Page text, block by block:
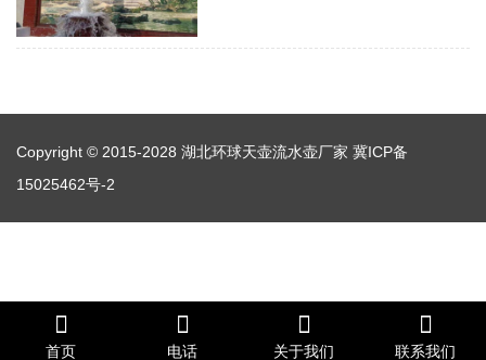
Copyright © 2015-2028 湖北环球天壶流水壶厂家 冀ICP备
15025462号-2
首页 电话 关于我们 联系我们